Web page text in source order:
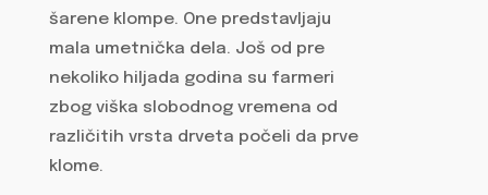
šarene klompe. One predstavljaju
mala umetnička dela. Još od pre
nekoliko hiljada godina su farmeri
zbog viška slobodnog vremena od
različitih vrsta drveta počeli da prve
klome.